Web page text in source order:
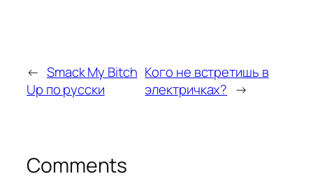
← Smack My Bitch
Up по русски
Кого не встретишь в
электричках? →
Comments